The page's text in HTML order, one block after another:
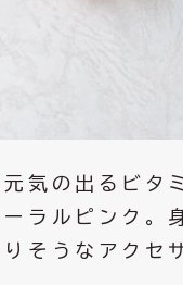
元気の出るビタ
ーラルピンク。
りそうなアクセ